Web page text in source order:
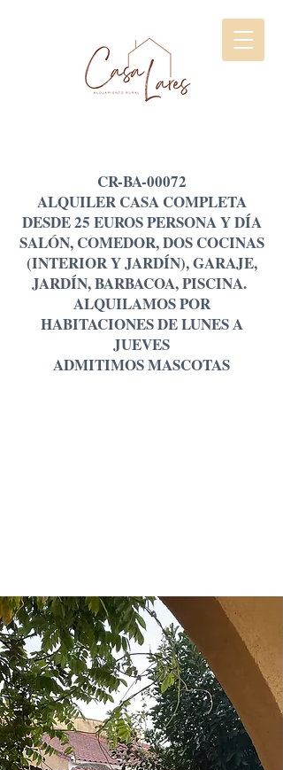
CR-BA-00072
ALQUILER CASA COMPLETA
DESDE 25 EUROS PERSONA Y DÍA
SALÓN, COMEDOR, DOS COCINAS
(INTERIOR Y JARDÍN), GARAJE,
JARDÍN, BARBACOA, PISCINA.
ALQUILAMOS POR
HABITACIONES DE LUNES A
JUEVES
ADMITIMOS MASCOTAS